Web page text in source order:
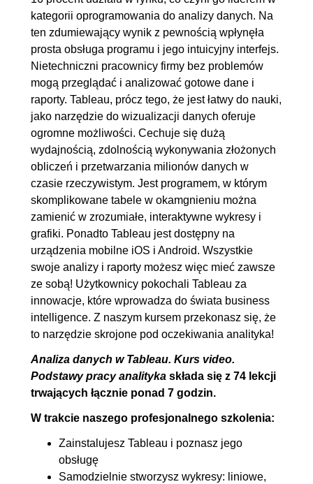
1.12. Grupowanie
00:06:57
1.13. Hierarchia cz.1
00:08:26
1.14. Daty ciągłe i dyskretne
00:07:10
2. Przygotowanie danych 00:52:16
2.1. Podgląd danych
00:05:26
2.2. Możliwości podłączania
źródeł
2.3. Filtry na Live oraz Extract
00:06:39
2.4. Warstwa fizyczna oraz
logiczna
00:03:33
2.5. Union
2.6. Join
00:05:26
2.7. Relacje
2.8. Pivoty
00:05:39
2.9. Blendowanie danych
00:08:26
3.1. Tworzenie i edycja
kalkulacji cz.1
00:05:49
3.2. Tworzenie i edycja
00:05:49
3.3. Używanie podpowiedzi
3.4. Funkcja IF
00:08:36
kategorii oprogramowania do analizy danych. Na
ten zdumiewający wynik z pewnością wpłynęła
prosta obsługa programu i jego intuicyjny interfejs.
Nietechniczni pracownicy firmy bez problemów
mogą przeglądać i analizować gotowe dane i
raporty. Tableau, prócz tego, że jest łatwy do nauki,
jako narzędzie do wizualizacji danych oferuje
ogromne możliwości. Cechuje się dużą
wydajnością, zdolnością wykonywania złożonych
obliczeń i przetwarzania milionów danych w
czasie rzeczywistym. Jest programem, w którym
skomplikowane tabele w okamgnieniu można
zamienić w zrozumiałe, interaktywne wykresy i
grafiki. Ponadto Tableau jest dostępny na
urządzenia mobilne iOS i Android. Wszystkie
swoje analizy i raporty możesz więc mieć zawsze
ze sobą! Użytkownicy pokochali Tableau za
innowacje, które wprowadza do świata business
intelligence. Z naszym kursem przekonasz się, że
to narzędzie skrojone pod oczekiwania analityka!
Analiza danych w Tableau. Kurs video.
Podstawy pracy analityka składa się z 74 lekcji
trwających łącznie ponad 7 godzin.
W trakcie naszego profesjonalnego szkolenia:
Zainstalujesz Tableau i poznasz jego
obsługę
Samodzielnie stworzysz wykresy: liniowe,